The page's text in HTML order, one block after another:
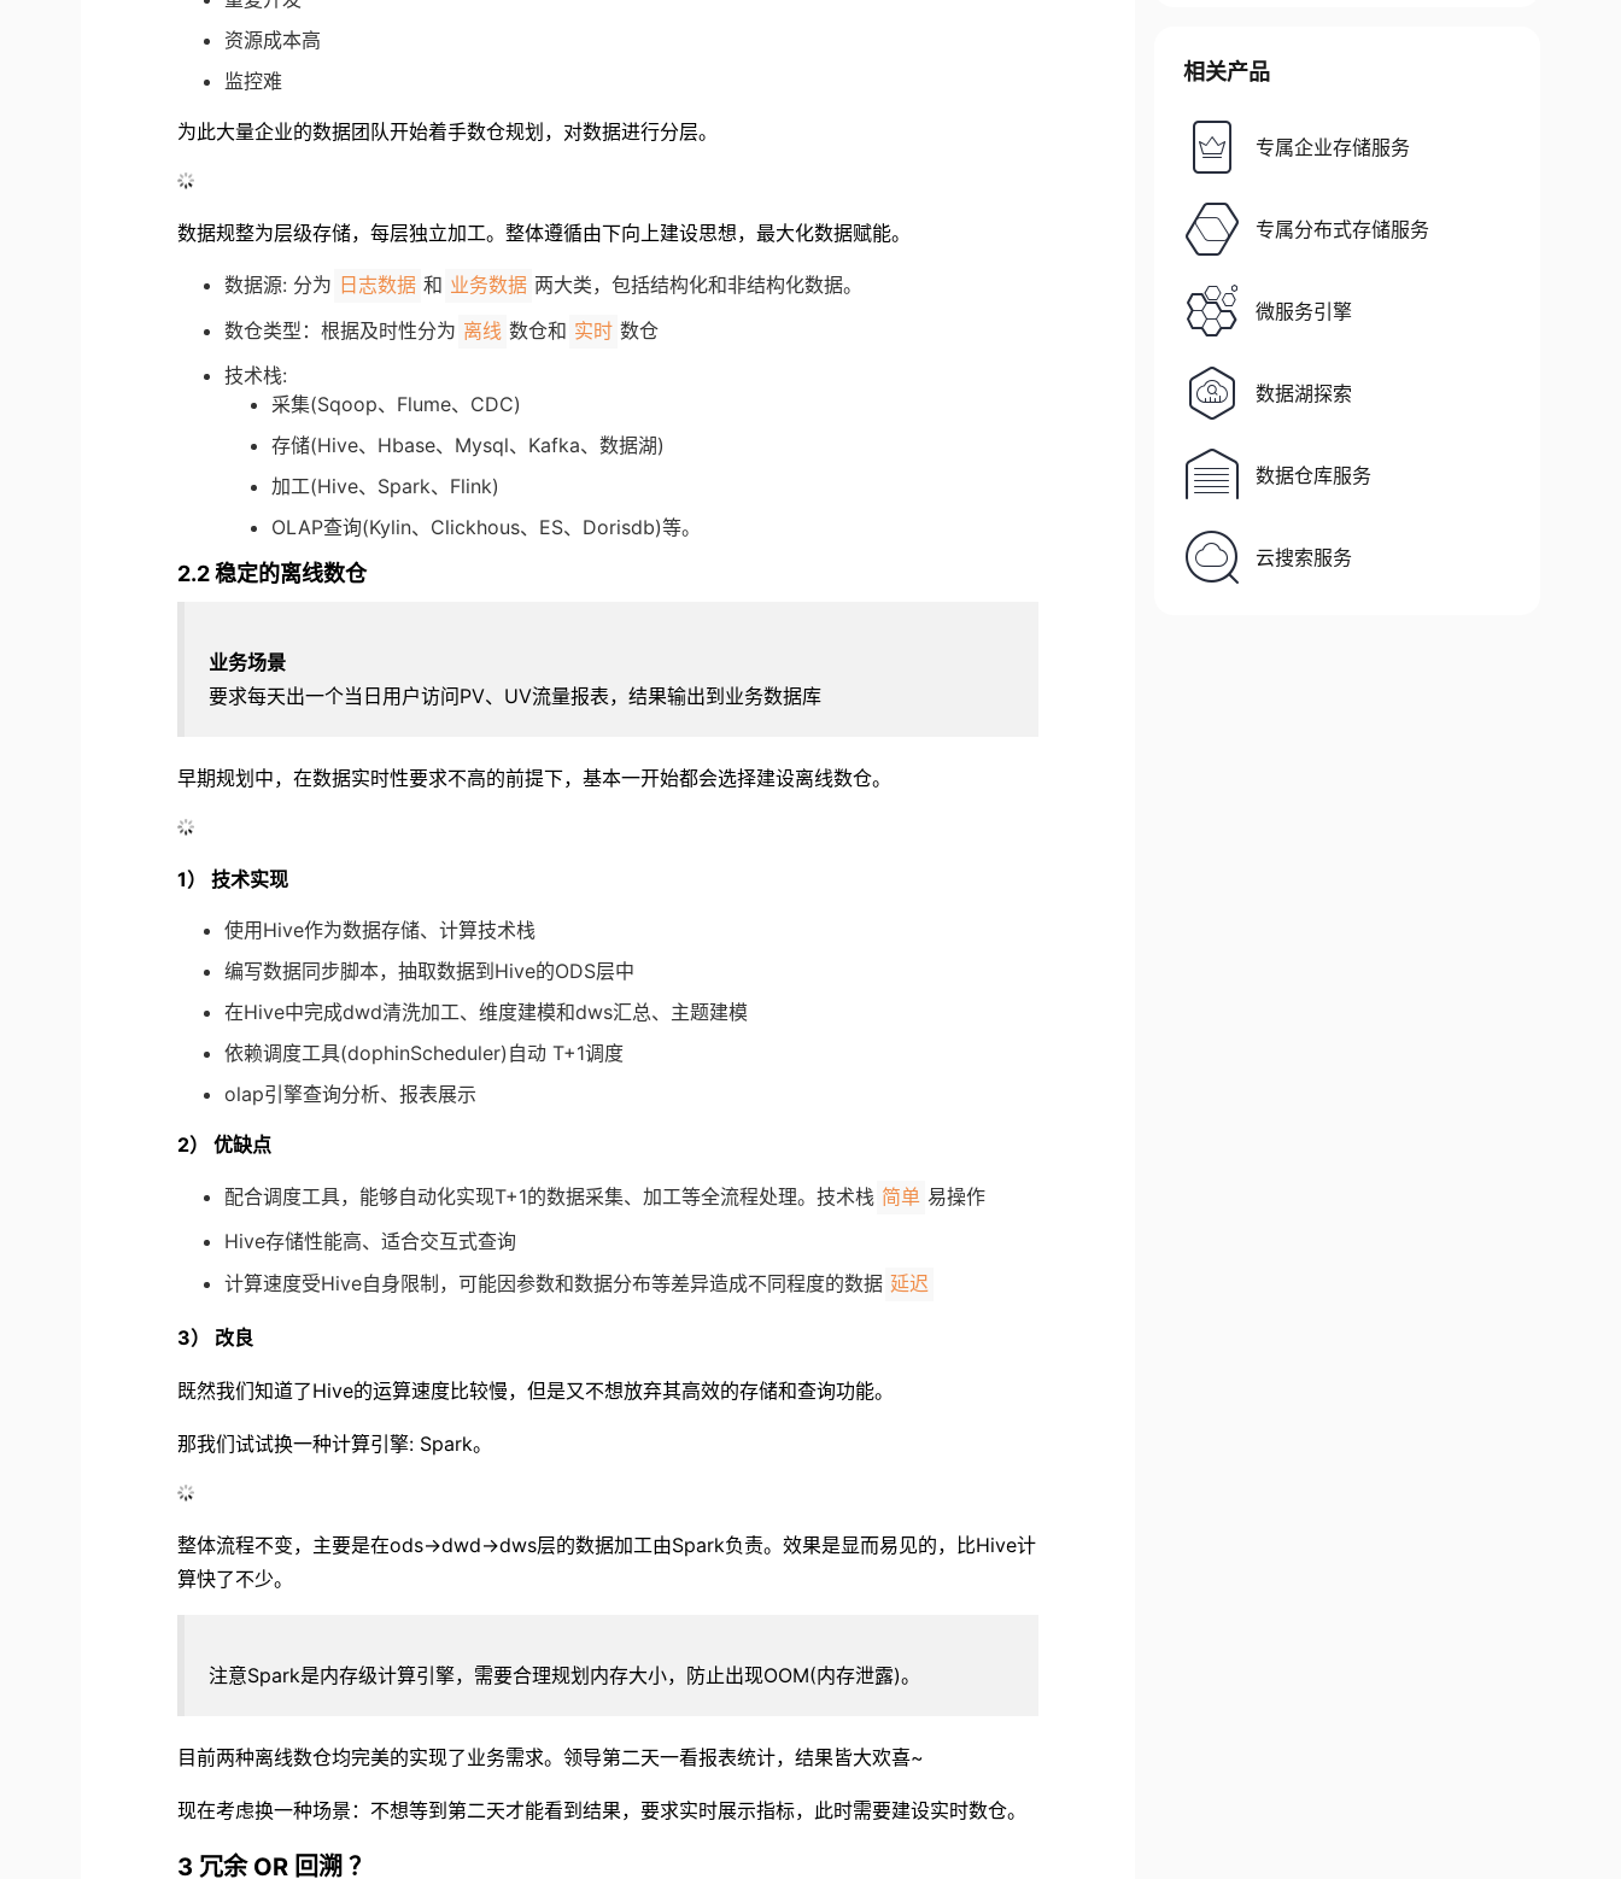
资源成本高
监控难
为此大量企业的数据团队开始着手数仓规划，对数据进行分层。
数据规整为层级存储，每层独立加工。整体遵循由下向上建设思想，最大化数据赋能。
数据源: 分为 日志数据 和 业务数据 两大类，包括结构化和非结构化数据。
数仓类型：根据及时性分为 离线 数仓和 实时 数仓
技术栈:
采集(Sqoop、Flume、CDC)
存储(Hive、Hbase、Mysql、Kafka、数据湖)
加工(Hive、Spark、Flink)
OLAP查询(Kylin、Clickhous、ES、Dorisdb)等。
2.2 稳定的离线数仓
业务场景
要求每天出一个当日用户访问PV、UV流量报表，结果输出到业务数据库
早期规划中，在数据实时性要求不高的前提下，基本一开始都会选择建设离线数仓。
1） 技术实现
使用Hive作为数据存储、计算技术栈
编写数据同步脚本，抽取数据到Hive的ODS层中
在Hive中完成dwd清洗加工、维度建模和dws汇总、主题建模
依赖调度工具(dophinScheduler)自动 T+1调度
olap引擎查询分析、报表展示
2） 优缺点
配合调度工具，能够自动化实现T+1的数据采集、加工等全流程处理。技术栈 简单 易操作
Hive存储性能高、适合交互式查询
计算速度受Hive自身限制，可能因参数和数据分布等差异造成不同程度的数据 延迟
3） 改良
既然我们知道了Hive的运算速度比较慢，但是又不想放弃其高效的存储和查询功能。
那我们试试换一种计算引擎: Spark。
整体流程不变，主要是在ods->dwd->dws层的数据加工由Spark负责。效果是显而易见的，比Hive计
算快了不少。
注意Spark是内存级计算引擎，需要合理规划内存大小，防止出现OOM(内存泄露)。
目前两种离线数仓均完美的实现了业务需求。领导第二天一看报表统计，结果皆大欢喜~
现在考虑换一种场景：不想等到第二天才能看到结果，要求实时展示指标，此时需要建设实时数仓。
3 冗余 OR 回溯 ？
相关产品
专属企业存储服务
专属分布式存储服务
微服务引擎
数据湖探索
数据仓库服务
云搜索服务